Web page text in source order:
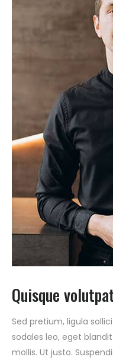
Quisque
Sed pretium, ligula
sodales leo, eget
mollis. Ut justo.